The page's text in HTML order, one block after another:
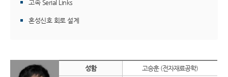
고속 Serial Links
혼성신호 회로 설계
성함
고승훈 (전자재료공학)